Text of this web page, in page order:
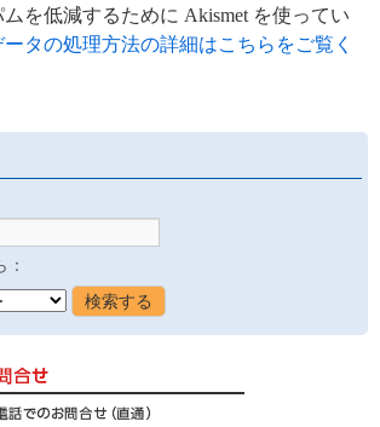
を低減するために Akismet を使ってい
タの処理方法の詳細はこちらをご覧く